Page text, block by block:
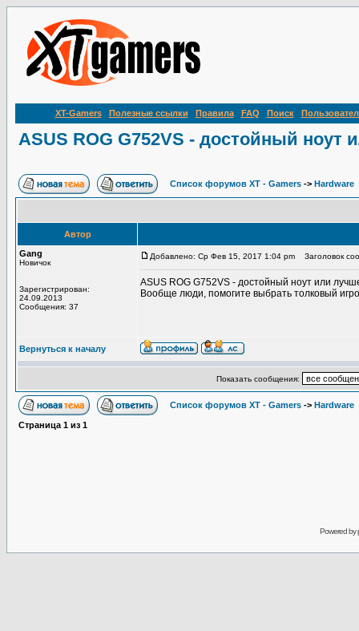
XT-Gamers Полезные ссылки Правила FAQ Поиск
ASUS ROG G752VS - достойный ноут
Список форумов XT - Gamers -> Hardware
Автор
Gang
Новичок
Зарегистрирован:
24.09.2013
Сообщения: 37
Добавлено: Ср Фев 15, 2017 1:04 pm Заголовок
ASUS ROG G752VS - достойный ноут или
Вообще люди, помогите выбрать толковый
Вернуться к началу
Показать сообщения:
Список форумов XT - Gamers -> Hardware
Страница 1 из 1
Powered by